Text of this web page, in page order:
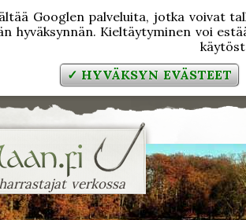
Googlen palveluita, jotka voivat
hyväksynnän. Kieltäytyminen voi
✓ HYVÄKSYN EVÄSTEET
verkossa